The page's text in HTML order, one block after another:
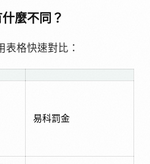
麼不同？
表格快速對比：
易科罰金